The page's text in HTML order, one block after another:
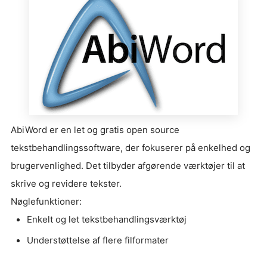
AbiWord er en let og gratis open source
tekstbehandlingssoftware, der fokuserer på enkelhed og
brugervenlighed. Det tilbyder afgørende værktøjer til at
skrive og revidere tekster.
Nøglefunktioner:
Enkelt og let tekstbehandlingsværktøj
Understøttelse af flere filformater